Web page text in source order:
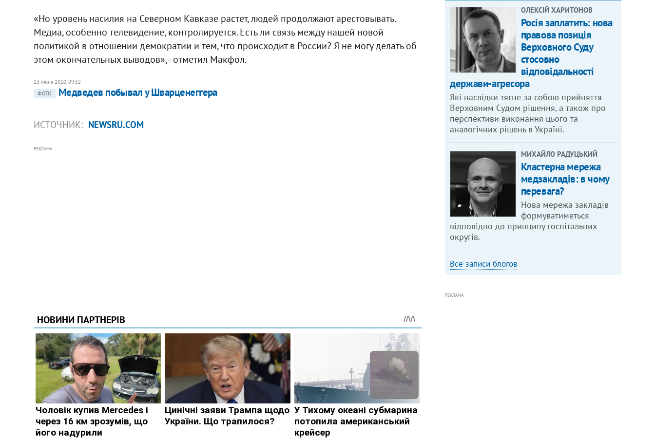
«Но уровень насилия на Северном Кавказе растет, людей продолжают арестовывать.
Медиа, особенно телевидение, контролируется. Есть ли связь между нашей новой
политикой в отношении демократии и тем, что происходит в России? Я не могу делать об
этом окончательных выводов», - отметил Макфол.
23 июня 2010, 09:52
ФОТО
Медведев побывал у Шварценеггера
ИСТОЧНИК: NEWSRU.COM
РЕКЛАМА
ОЛЕКСІЙ ХАРИТОНОВ
Росія заплатить: нова
правова позиція
Верховного Суду
стосовно
відповідальності
держави-агресора
Які наслідки тягне за собою прийняття
Верховним Судом рішення, а також про
перспективи виконання цього та
аналогічних рішень в Україні.
МИХАЙЛО РАДУЦЬКИЙ
Кластерна мережа
медзакладів: в чому
перевага?
Нова мережа закладів
формуватиметься
відповідно до принципу госпітальних
округів.
Все записи блогов
РЕКЛАМА